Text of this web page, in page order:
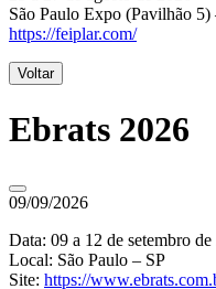
São Paulo Expo (Pavilhão 5)
https://feiplar.com/
Voltar
Ebrats 2026
09/09/2026
Data: 09 a 12 de setembro
Local: São Paulo – SP
Site: https://